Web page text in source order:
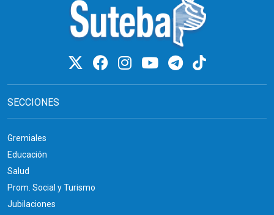
SECCIONES
Gremiales
Educación
Salud
Prom. Social y Turismo
Jubilaciones